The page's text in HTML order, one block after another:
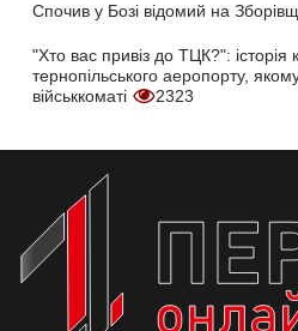
Спочив у Бозі відомий на
"Хто вас привіз до ТЦК?":
тернопільського аеропорту,
військкоматі
2323